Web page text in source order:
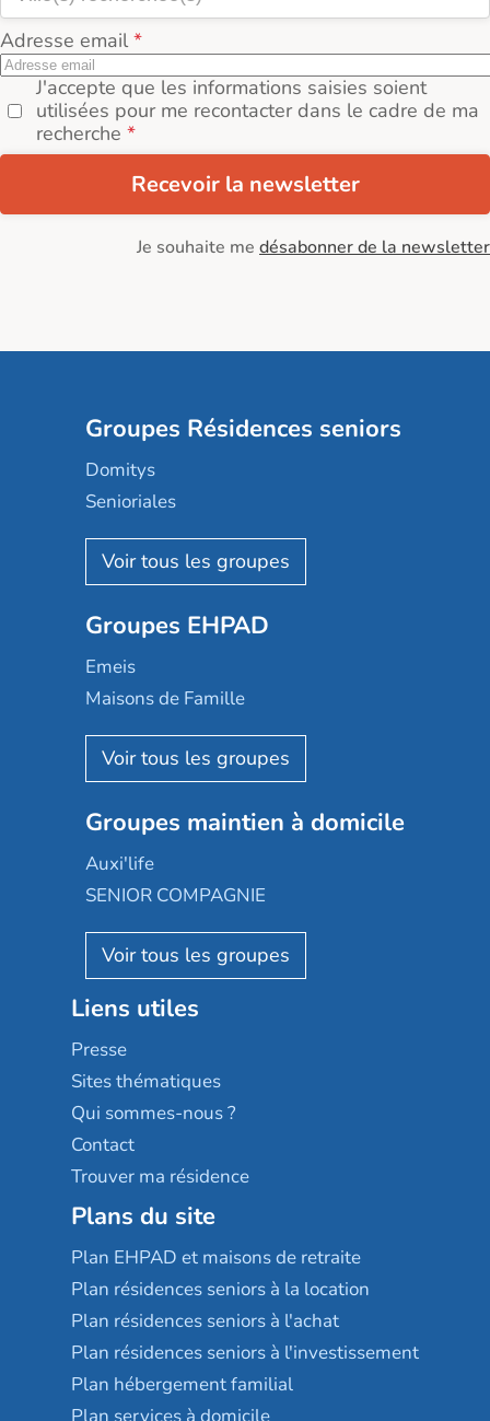
Adresse email
J'accepte que les informations saisies soient
utilisées pour me recontacter dans le cadre de ma
recherche
Recevoir la newsletter
Je souhaite me désabonner de la newsletter
Groupes Résidences seniors
Domitys
Senioriales
Nohée
Les Résidentiels
Mobicap
Domusvi
Happy Senior
Aquarelia
Nexity edenea
Les jardins d'Arcadie
Occitalia
Appartseniors
Reseda
Stella management
Les villages d'or
Sérénys
Résidences services Villa Médicis
Groupes EHPAD
Emeis
Maisons de Famille
Korian
Emera
Groupe SOS
Le Noble Âge
Almage
Résidalya
Groupe aplus
Groupes maintien à domicile
Auxi'life
SENIOR COMPAGNIE
AGE D'OR Services
Liens utiles
Presse
Sites thématiques
Qui sommes-nous ?
Contact
Trouver ma résidence
Plans du site
Plan EHPAD et maisons de retraite
Plan résidences seniors à la location
Plan résidences seniors à l'achat
Plan résidences seniors à l'investissement
Plan hébergement familial